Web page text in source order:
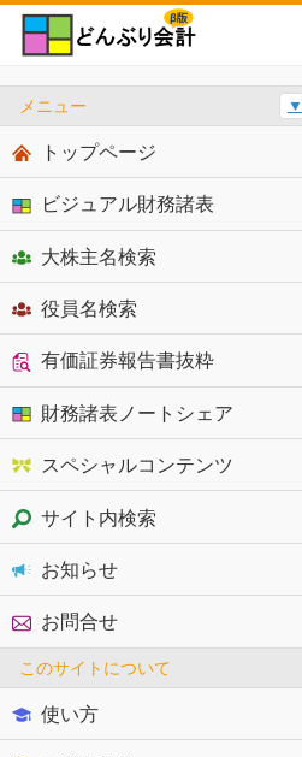
メニュー ▼
トップページ
ビジュアル財務諸表
大株主名検索
役員名検索
有価証券報告書抜粋
財務諸表ノートシェア
スペシャルコンテンツ
サイト内検索
お知らせ
お問合せ
このサイトについて
使い方